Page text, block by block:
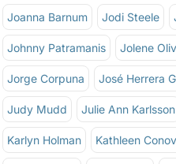
Joanna Barnum Jodi Steele
Johnny Patramanis Jolene
Jorge Corpuna José Herrera
Judy Mudd Julie Ann Karlsson
Karlyn Holman Kathleen